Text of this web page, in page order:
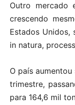
Outro mercado
crescendo
Estados Unidos,
in natura,
O país
trimestre,
para 164,6 mil